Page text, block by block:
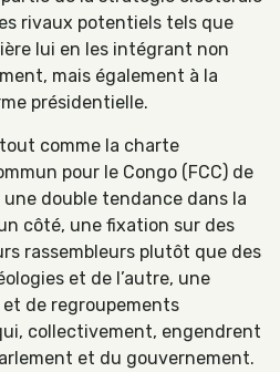
rivaux potentiels tels que
lui en les intégrant non
mais également à la
présidentielle.
tout comme la charte
pour le Congo (FCC) de
double tendance dans la
côté, une fixation sur des
rassembleurs plutôt que des
et de l’autre, une
de regroupements
collectivement, engendrent
et du gouvernement.